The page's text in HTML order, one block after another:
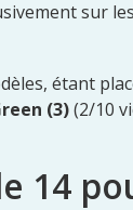
sur
étant
(3)(2/10
14